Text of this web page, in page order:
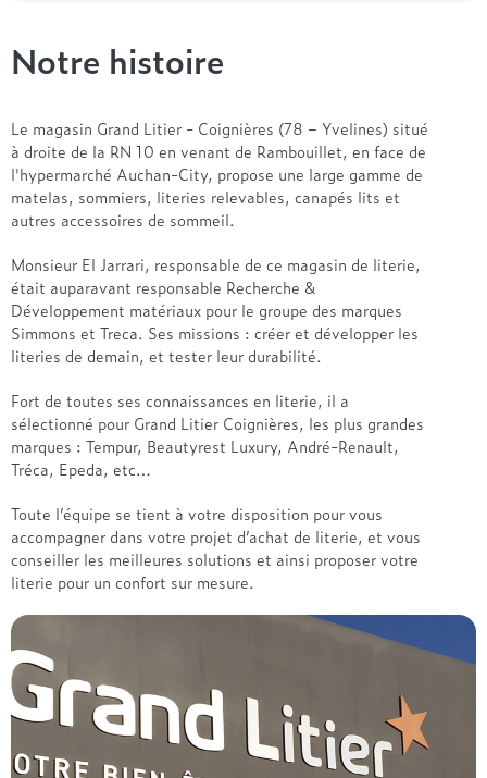
Notre histoire
Le magasin Grand Litier - Coignières (78 – Yvelines) situé
à droite de la RN 10 en venant de Rambouillet, en face de
l'hypermarché Auchan-City, propose une large gamme de
matelas, sommiers, literies relevables, canapés lits et
autres accessoires de sommeil.
Monsieur El Jarrari, responsable de ce magasin de literie,
était auparavant responsable Recherche &
Développement matériaux pour le groupe des marques
Simmons et Treca. Ses missions : créer et développer les
literies de demain, et tester leur durabilité.
Fort de toutes ses connaissances en literie, il a
sélectionné pour Grand Litier Coignières, les plus grandes
marques : Tempur, Beautyrest Luxury, André-Renault,
Tréca, Epeda, etc…
Toute l’équipe se tient à votre disposition pour vous
accompagner dans votre projet d’achat de literie, et vous
conseiller les meilleures solutions et ainsi proposer votre
literie pour un confort sur mesure.